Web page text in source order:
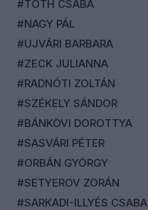
#TÓTH CSABA
#NAGY PÁL
#UJVÁRI BARBARA
#ZECK JULIANNA
#RADNÓTI ZOLTÁN
#SZÉKELY SÁNDOR
#BÁNKÖVI DOROTTYA
#SASVÁRI PÉTER
#ORBÁN GYÖRGY
#SETYEROV ZORÁN
#SARKADI-ILLYÉS CSABA